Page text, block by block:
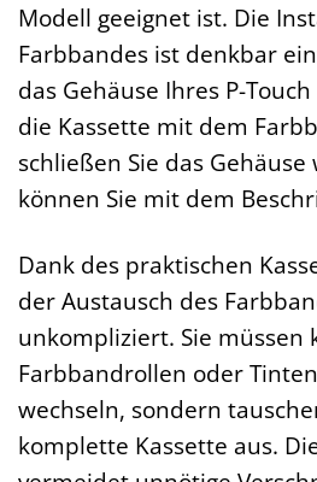
Modell geeignet ist. Die
Farbbandes ist denkbar
das Gehäuse Ihres P-
die Kassette mit dem
schließen Sie das Gehäuse
können Sie mit dem
Dank des praktischen
der Austausch des
unkompliziert. Sie müssen
Farbbandrollen oder
wechseln, sondern
komplette Kassette aus.